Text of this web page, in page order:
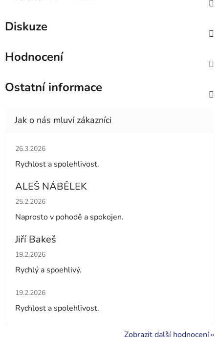
Diskuze
Hodnocení
Ostatní informace
Hodnocení obchodu je 5 z 5 hvězdiček.
26.3.2026
Rychlost a spolehlivost.
ALEŠ NÁBĚLEK
Hodnocení obchodu je 5 z 5 hvězdiček.
25.2.2026
Naprosto v pohodě a spokojen.
Jiří Bakeš
Hodnocení obchodu je 5 z 5 hvězdiček.
19.2.2026
Rychlý a spoehlivý.
Hodnocení obchodu je 5 z 5 hvězdiček.
19.2.2026
Rychlost a spolehlivost.
Zobrazit další hodnocení